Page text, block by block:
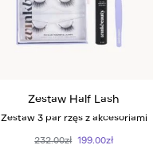
Zestaw Half Lash
Zestaw 3 par rzęs z akcesoriami
232.00zł 199.00zł